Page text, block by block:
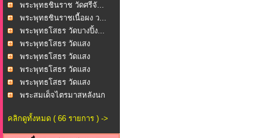
พระพุทธชินราช วัดศรีจั...
พระพุทธชินราชเนื้อผง ว...
พระพุทธโสธร วัดบางปิ้ง...
พระพุทธโสธร วัดแสง
ธรรม...พระพุทธโสธร วัดแสง
ธรรม...พระพุทธโสธร วัดแสง
ธรรม...พระพุทธโสธร วัดแสง
ธรรม...พระสมเด็จไตรมาสหลังนก
คลิกดูทั้งหมด ( 66 รายการ ) ->